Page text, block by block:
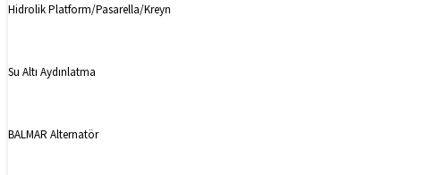
Hidrolik Platform/Pasarella/Kreyn
Su Altı Aydınlatma
BALMAR Alternatör